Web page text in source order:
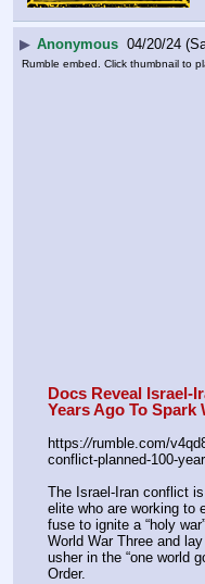
▶ Anonymous 04/20/24
Rumble embed. Click thumbnail to
Docs Reveal Israel-
Years Ago To Spark
https://rumble.com/
conflict-planned-100-
The Israel-Iran conflict
elite who are working to
fuse to ignite a “holy
World War Three and
usher in the “one world
Order.